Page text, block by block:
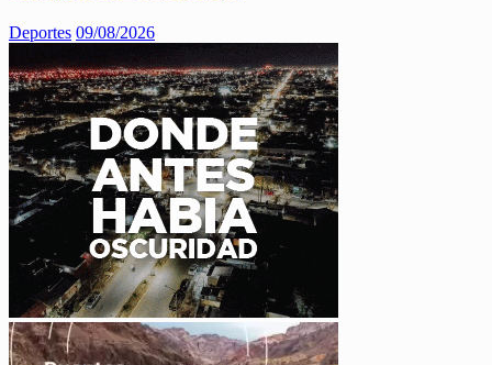
Deportes 09/08/2026